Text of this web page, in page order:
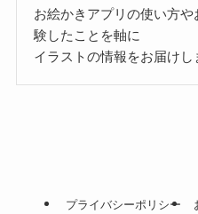
お絵かきアプリの使い方
験したことを軸に
イラストの情報をお届けし
プライバシーポリシー